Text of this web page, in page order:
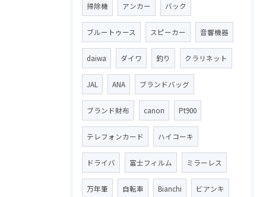
掃除機 アンカー バック
ブルートゥース スピーカー 音響機器
daiwa ダイワ 釣り クラリネット
JAL ANA ブランドバッグ
ブランド財布 canon Pt900
テレフォンカード ハイコーキ
ドライバ 富士フィルム ミラーレス
万年筆 自転車 Bianchi ビアンキ